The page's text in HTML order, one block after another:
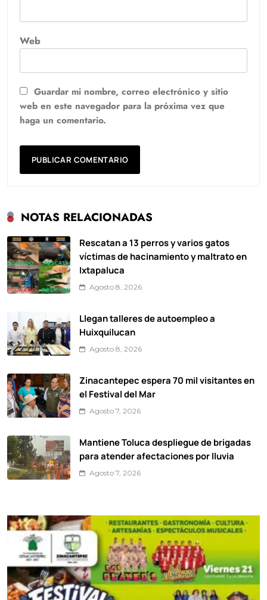
Web
Guardar mi nombre, correo electrónico y sitio
web en este navegador para la próxima vez que
haga un comentario.
NOTAS RELACIONADAS
Rescatan a 13 perros y varios gatos
víctimas de hacinamiento y maltrato en
Ixtapaluca
Agosto 8, 2026
Llegan talleres de autoempleo a
Huixquilucan
Agosto 8, 2026
Zinacantepec espera 70 mil visitantes en
el Festival del Mar
Agosto 7, 2026
Mantiene Toluca despliegue de brigadas
para atender afectaciones por lluvia
Agosto 7, 2026